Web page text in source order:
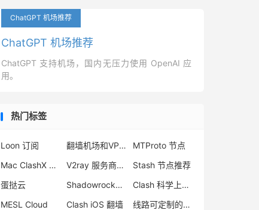
ChatGPT 机场推荐
ChatGPT 机场推荐
ChatGPT 支持机场，国内无压力使用 OpenAI 应
用。
热门标签
Loon 订阅 翻墙机场和VPN区别
MTProto 节点
Mac ClashX 怎么用
V2ray 服务商推荐
Stash 节点推荐
蛋挞云
Shadowrocket 官网
Clash 科学上网教程
MESL Cloud
Clash iOS 翻墙
线路可定制的机场